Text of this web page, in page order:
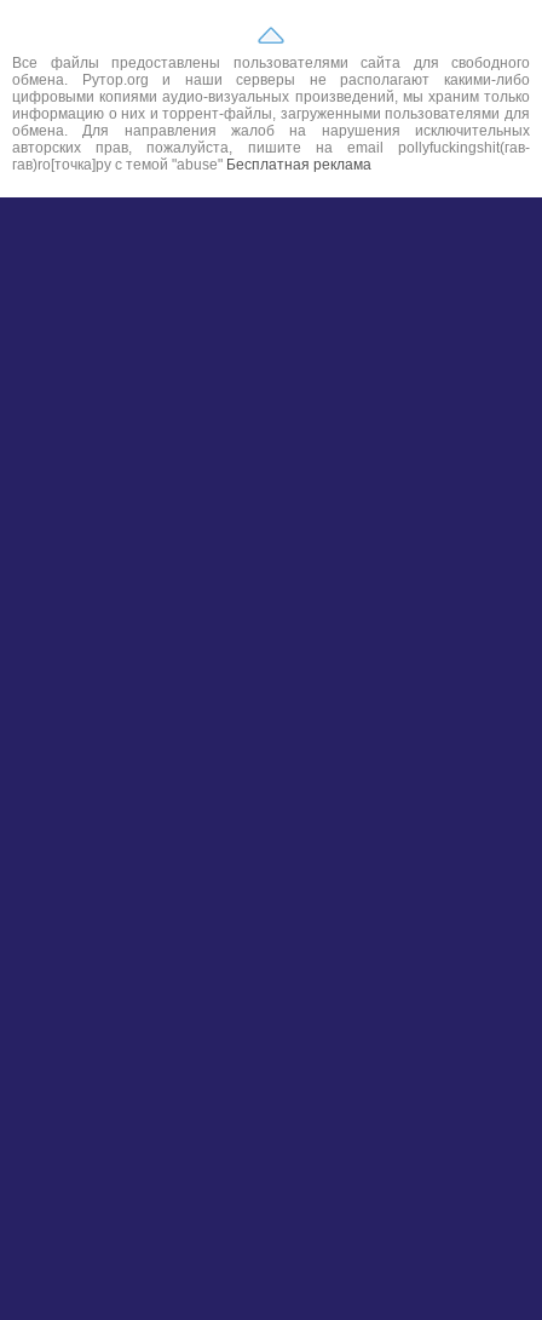
Все файлы предоставлены пользователями сайта для свободного
обмена. Рутор.org и наши серверы не располагают какими-либо
цифровыми копиями аудио-визуальных произведений, мы храним только
информацию о них и торрент-файлы, загруженными пользователями для
обмена. Для направления жалоб на нарушения исключительных
авторских прав, пожалуйста, пишите на email pollyfuckingshit(гав-
гав)ro[точка]ру с темой "abuse" Бесплатная реклама